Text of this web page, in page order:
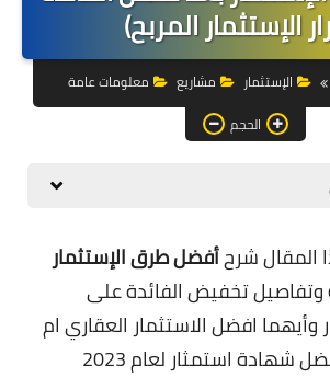
التجارة الالكترونية
التسويق
التداول
الهاتف
المواقع
زيادة متابعين
الإستثمار المربح)
الإستثمار مشاريع
معلومات عامة
الحجم
شرحأفضل طرق الإستثمار
وتفاصيل تخفيض الفائدة على
افضل الاستثمار العقاري ام
شهادة استمثار لعام 2023